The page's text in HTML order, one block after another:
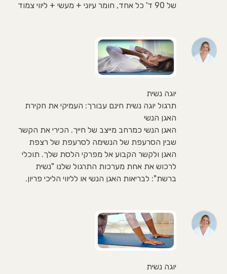
של 90 ד' כל אחד, חומר עיוני + מעשי + ליווי צמוד
יוגה נשית
תרגול יוגה נשית חינם עבורך: העמיקי את חקירת
האגן הנשי
האגן הנשי כמרחב מייצב של חייך. הכירי את הקשר
שבין הסרעפת של הנשימה לסרעפת של רצפת
האגן ולקשר הקבוע אל מפרקי הלסת שלך. תוכלי
לרכוש את אחת מערכות התרגול שלנו "נשית
ברשת": לבריאות האגן הנשי או לליווי הליכי פריון.
יוגה נשית